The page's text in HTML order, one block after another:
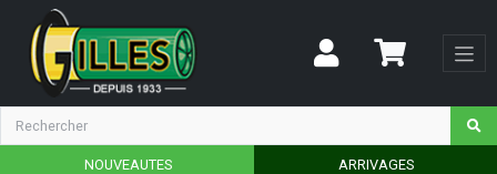
NOUVEAUTES ARRIVAGES